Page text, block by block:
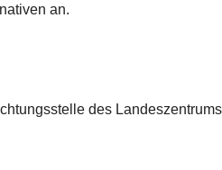
an.
des